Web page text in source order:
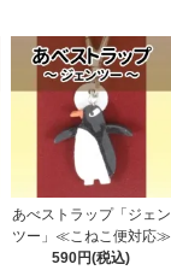
あべストラップ「ジェン
ツー」≪こねこ便対応≫
590円(税込)